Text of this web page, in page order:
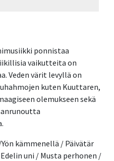
ponnistaa
vaikutteita on
Veden värit levyllä on
kuten Kuuttaren,
olemukseen sekä
kämmenellä / Päivätär
uni / Musta perhonen /